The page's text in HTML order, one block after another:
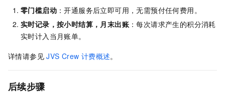
零门槛启动 ：开通服务后立即可用，无需预付任何费用。
实时记录，按小时结算，月末出账 ：每次请求产生的积分消耗
实时计入当月账单。
详情请参见 JVS Crew 计费概述。
后续步骤